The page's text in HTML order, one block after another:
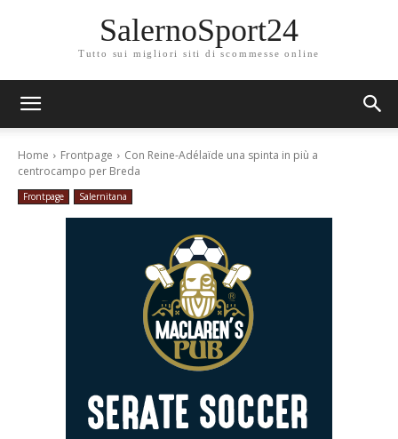
SalernoSport24
Tutto sui migliori siti di scommesse online
Home Frontpage
Con Reine-Adélaïde una spinta in più a
centrocampo per Breda
Frontpage Salernitana